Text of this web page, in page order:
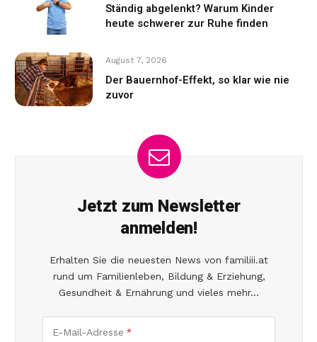
Ständig abgelenkt? Warum Kinder
heute schwerer zur Ruhe finden
August 7, 2026
Der Bauernhof-Effekt, so klar wie nie
zuvor
Jetzt zum Newsletter
anmelden!
Erhalten Sie die neuesten News von familiii.at
rund um Familienleben, Bildung & Erziehung,
Gesundheit & Ernährung und vieles mehr...
E-Mail-Adresse